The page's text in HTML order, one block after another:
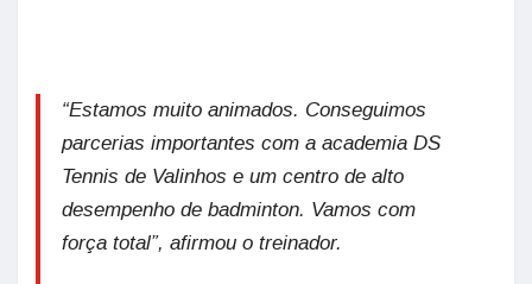
“Estamos muito animados. Conseguimos
parcerias importantes com a academia DS
Tennis de Valinhos e um centro de alto
desempenho de badminton. Vamos com
força total”, afirmou o treinador.